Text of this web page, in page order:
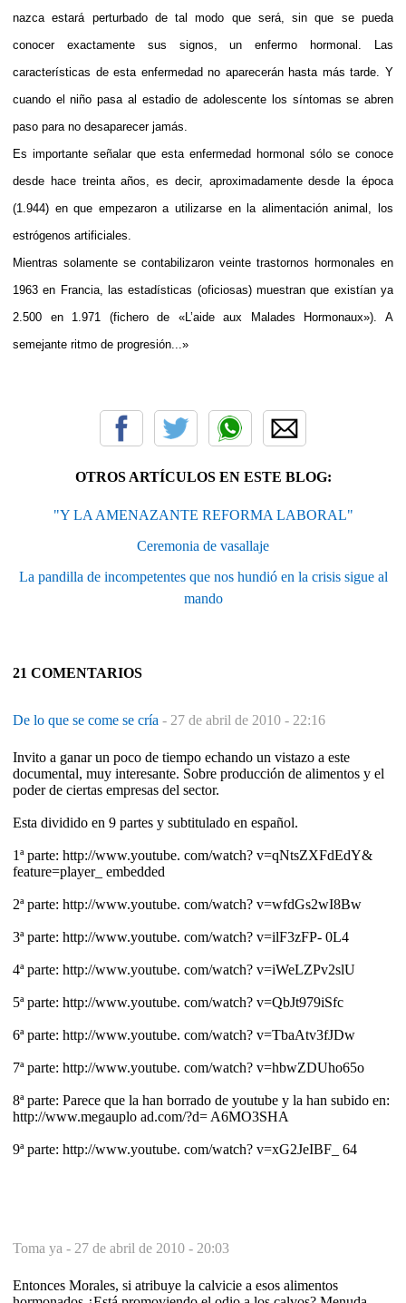
nazca estará perturbado de tal modo que será, sin que se pueda
conocer exactamente sus signos, un enfermo hormonal. Las
características de esta enfermedad no aparecerán hasta más tarde. Y
cuando el niño pasa al estadio de adolescente los síntomas se abren
paso para no desaparecer jamás.
Es importante señalar que esta enfermedad hormonal sólo se conoce
desde hace treinta años, es decir, aproximadamente desde la época
(1.944) en que empezaron a utilizarse en la alimentación animal, los
estrógenos artificiales.
Mientras solamente se contabilizaron veinte trastornos hormonales en
1963 en Francia, las estadísticas (oficiosas) muestran que existían ya
2.500 en 1.971 (fichero de «L’aide aux Malades Hormonaux»). A
semejante ritmo de progresión...»
OTROS ARTÍCULOS EN ESTE BLOG:
"Y LA AMENAZANTE REFORMA LABORAL"
Ceremonia de vasallaje
La pandilla de incompetentes que nos hundió en la crisis sigue al
mando
21 COMENTARIOS
De lo que se come se cría - 27 de abril de 2010 - 22:16
Invito a ganar un poco de tiempo echando un vistazo a este
documental, muy interesante. Sobre producción de alimentos y el
poder de ciertas empresas del sector.
Esta dividido en 9 partes y subtitulado en español.
1ª parte: http://www.youtube. com/watch? v=qNtsZXFdEdY&
feature=player_ embedded
2ª parte: http://www.youtube. com/watch? v=wfdGs2wI8Bw
3ª parte: http://www.youtube. com/watch? v=ilF3zFP- 0L4
4ª parte: http://www.youtube. com/watch? v=iWeLZPv2slU
5ª parte: http://www.youtube. com/watch? v=QbJt979iSfc
6ª parte: http://www.youtube. com/watch? v=TbaAtv3fJDw
7ª parte: http://www.youtube. com/watch? v=hbwZDUho65o
8ª parte: Parece que la han borrado de youtube y la han subido en:
http://www.megauplo ad.com/?d= A6MO3SHA
9ª parte: http://www.youtube. com/watch? v=xG2JeIBF_ 64
Toma ya - 27 de abril de 2010 - 20:03
Entonces Morales, si atribuye la calvicie a esos alimentos